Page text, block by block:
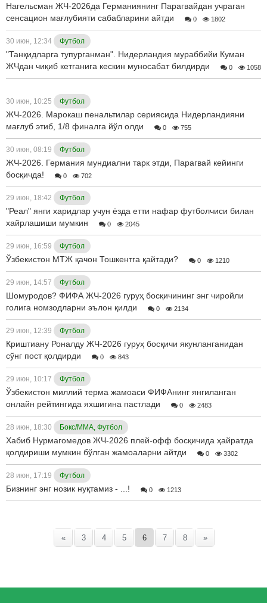
Нагельсман ЖЧ-2026да Германиянинг Парагвайдан учраган
сенсацион мағлубияти сабабларини айтди
0 1802
30 июн, 12:34 Футбол
"Танқидларга тупурганман". Нидерландия мураббийи Куман
ЖЧдан чиқиб кетганига кескин муносабат билдирди
0 1058
30 июн, 10:25 Футбол
ЖЧ-2026. Марокаш пенальтилар сериясида Нидерландияни
мағлуб этиб, 1/8 финалга йўл олди
0 755
30 июн, 08:19 Футбол
ЖЧ-2026. Германия мундиални тарк этди, Парагвай кейинги
босқичда!
0 702
29 июн, 18:42 Футбол
"Реал" янги харидлар учун ёзда етти нафар футболчиси билан
хайрлашиши мумкин
0 2045
29 июн, 16:59 Футбол
Ўзбекистон МТЖ қачон Тошкентга қайтади? 0 1210
29 июн, 14:57 Футбол
Шомуродов? ФИФА ЖЧ-2026 гуруҳ босқичининг энг чиройли
голига номзодларни эълон қилди
0 2134
29 июн, 12:39 Футбол
Криштиану Роналду ЖЧ-2026 гуруҳ босқичи якунланганидан
сўнг пост қолдирди
0 843
29 июн, 10:17 Футбол
Ўзбекистон миллий терма жамоаси ФИФАнинг янгиланган
онлайн рейтингида яхшигина пастлади
0 2483
28 июн, 18:30 Бокс/ММА, Футбол
Хабиб Нурмагомедов ЖЧ-2026 плей-офф босқичида ҳайратда
қолдириши мумкин бўлган жамоаларни айтди
0 3302
28 июн, 17:19 Футбол
Бизнинг энг нозик нуқтамиз - ...! 0 1213
« 3 4 5 6 7 8 »